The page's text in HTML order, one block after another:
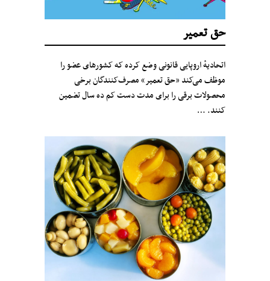
حق تعمیر
اتحادیهٔ اروپایی قانونی وضع کرده که کشورهای عضو را
موظف می‌کند «حق تعمیر» مصرف‌کنندگان برخی
محصولات برقی را برای مدت دست کم ده سال تضمین
کنند. …